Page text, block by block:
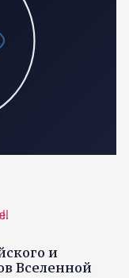
и
Вселенной